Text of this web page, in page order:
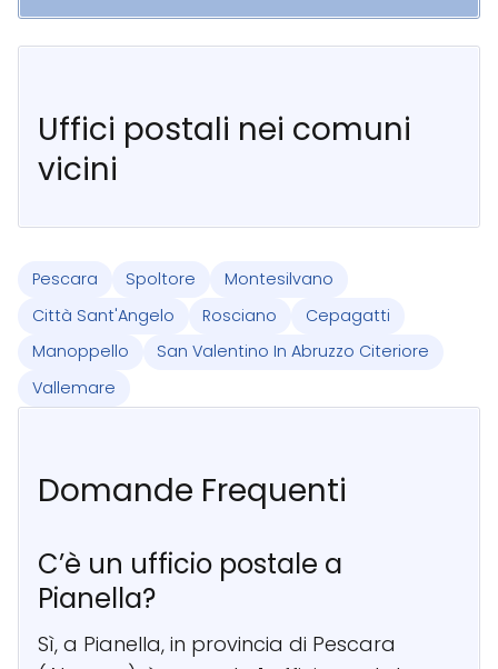
Uffici postali nei comuni
vicini
Pescara Spoltore
Montesilvano
Città Sant'Angelo
Rosciano
Cepagatti
Manoppello
San Valentino In Abruzzo Citeriore
Vallemare
Domande Frequenti
C’è un ufficio postale a
Pianella?
Sì, a Pianella, in provincia di Pescara